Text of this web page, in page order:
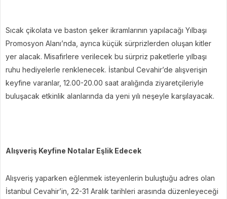
Sıcak çikolata ve baston şeker ikramlarının yapılacağı Yılbaşı
Promosyon Alanı’nda, ayrıca küçük sürprizlerden oluşan kitler
yer alacak. Misafirlere verilecek bu sürpriz paketlerle yılbaşı
ruhu hediyelerle renklenecek. İstanbul Cevahir’de alışverişin
keyfine varanlar, 12.00-20.00 saat aralığında ziyaretçileriyle
buluşacak etkinlik alanlarında da yeni yılı neşeyle karşılayacak.
Alışveriş Keyfine Notalar Eşlik Edecek
Alışveriş yaparken eğlenmek isteyenlerin buluştuğu adres olan
İstanbul Cevahir’in, 22-31 Aralık tarihleri arasında düzenleyeceği